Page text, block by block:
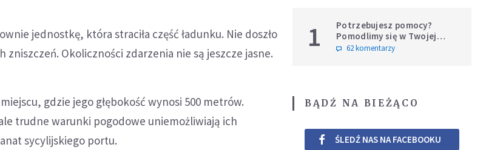
jednostkę, która straciła część ładunku. Nie doszło
Okoliczności zdarzenia nie są jeszcze jasne.
gdzie jego głębokość wynosi 500 metrów.
trudne warunki pogodowe uniemożliwiają ich
sycylijskiego portu.
1
Potrzebujesz pomocy?
Pomodlimy się w Twojej
intencji
62 komentarzy
BĄDŹ NA BIEŻĄCO
ŚLEDŹ NAS NA FACEBOOKU